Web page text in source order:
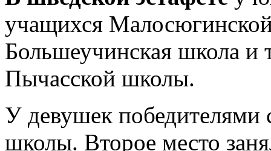
учащихся
Большеучинская школа и
Пычасской школы.
У девушек победителями
школы. Второе место